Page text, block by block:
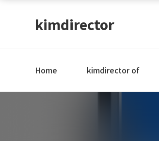
kimdirector
Home kimdirector of